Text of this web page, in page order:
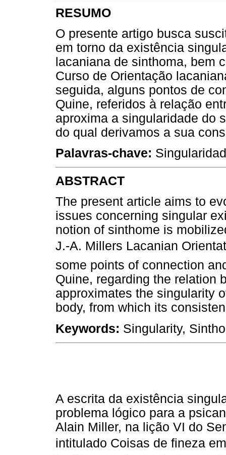
RESUMO
O presente artigo busca
em torno da existência
lacaniana de sinthoma, bem
Curso de Orientação
seguida, alguns pontos de
Quine, referidos à relação
aproxima a singularidade do
do qual derivamos a sua
Palavras-chave:
ABSTRACT
The present article aims to
issues concerning singular
notion of sinthome is
J.-A. Millers Lacanian
some points of connection
Quine, regarding the relation
approximates the singularity
body, from which its
Keywords: Singularity,
A escrita da existência
problema lógico para a
Alain Miller, na lição VI do
intitulado Coisas de fineza